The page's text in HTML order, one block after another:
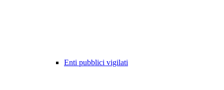
Enti pubblici vigilati